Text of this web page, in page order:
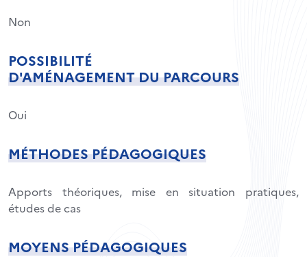
Non
POSSIBILITÉ
D'AMÉNAGEMENT DU PARCOURS
Oui
MÉTHODES PÉDAGOGIQUES
Apports théoriques, mise en situation pratiques,
études de cas
MOYENS PÉDAGOGIQUES